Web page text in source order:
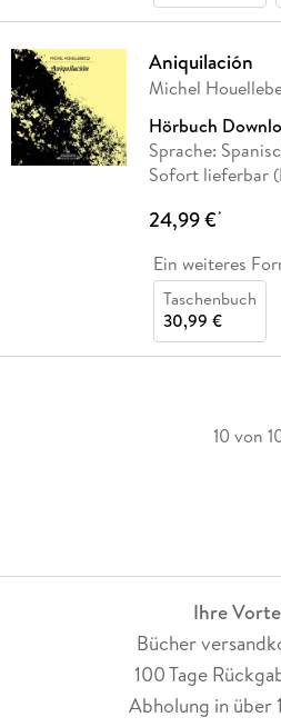
Aniquilación
Michel
Hörbuch
Sprache:
Sofort lieferbar
24,99 €*
Ein weiteres
Taschenbuch
30,99 €
10 von
Ihre
Bücher
100 Tage
Abholung in über